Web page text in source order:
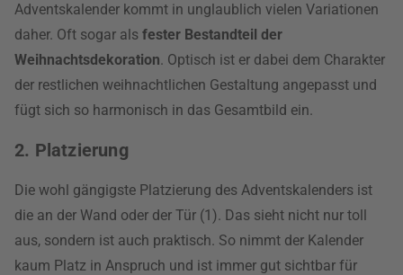
Adventskalender kommt in unglaublich vielen Variationen
daher. Oft sogar als fester Bestandteil der
Weihnachtsdekoration. Optisch ist er dabei dem Charakter
der restlichen weihnachtlichen Gestaltung angepasst und
fügt sich so harmonisch in das Gesamtbild ein.
2. Platzierung
Die wohl gängigste Platzierung des Adventskalenders ist
die an der Wand oder der Tür (1). Das sieht nicht nur toll
aus, sondern ist auch praktisch. So nimmt der Kalender
kaum Platz in Anspruch und ist immer gut sichtbar für